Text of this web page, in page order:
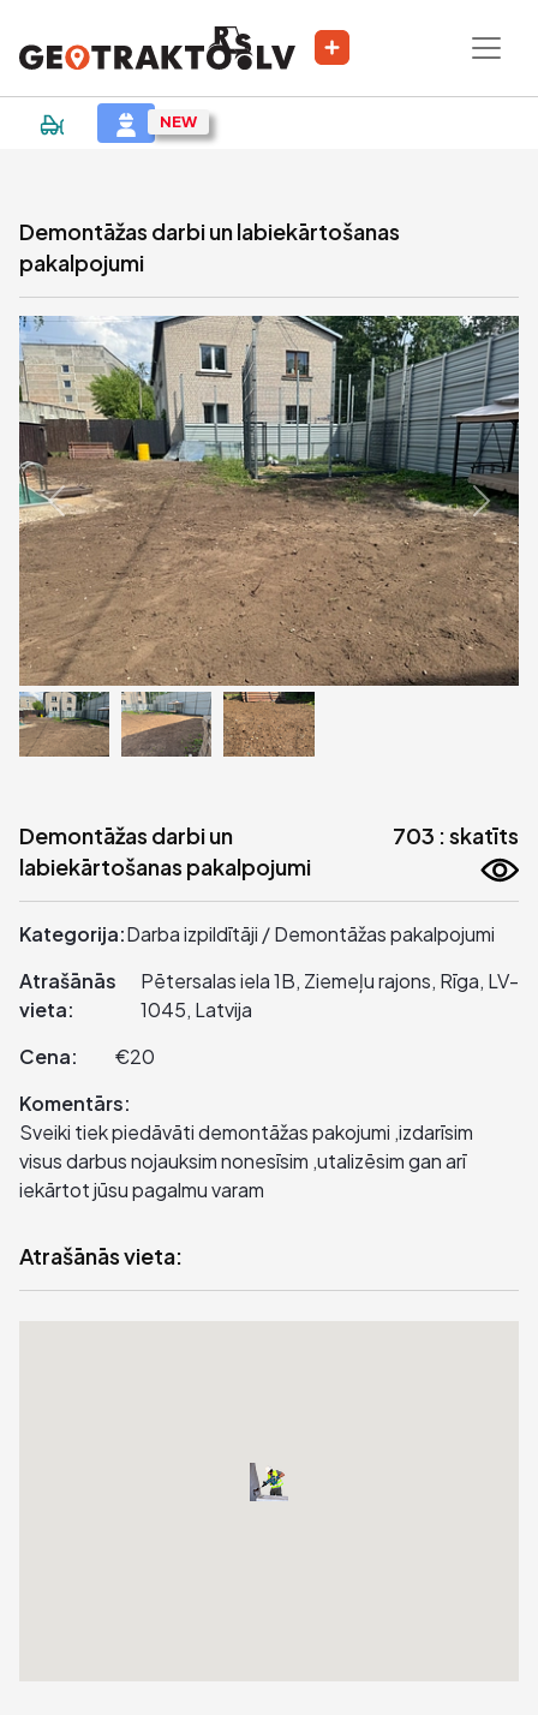
|Sludinājums
Demontāžas darbi un labiekārtošanas
pakalpojumi
Demontāžas darbi un
labiekārtošanas pakalpojumi
703 : skatīts
Kategorija:Darba izpildītāji / Demontāžas pakalpojumi
Atrašānās
vieta:
Pētersalas iela 1B, Ziemeļu rajons, Rīga, LV-
1045, Latvija
Cena:
€20
Komentārs:
Sveiki tiek piedāvāti demontāžas pakojumi ,izdarīsim
visus darbus nojauksim nonesīsim ,utalizēsim gan arī
iekārtot jūsu pagalmu varam
Atrašānās vieta: